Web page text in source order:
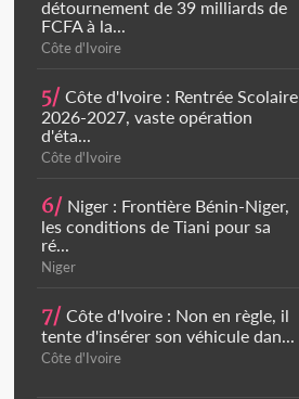
détournement de 39 milliards de
FCFA à la...
Côte d'Ivoire
5/ Côte d'Ivoire : Rentrée Scolaire
2026-2027, vaste opération
d'éta...
Côte d'Ivoire
6/ Niger : Frontière Bénin-Niger,
les conditions de Tiani pour sa
ré...
Niger
7/ Côte d'Ivoire : Non en règle, il
tente d'insérer son véhicule dan...
Côte d'Ivoire